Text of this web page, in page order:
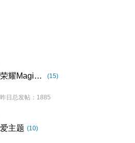
荣耀Magic7系列 (15)
昨日总发帖：1885
爱主题 (10)